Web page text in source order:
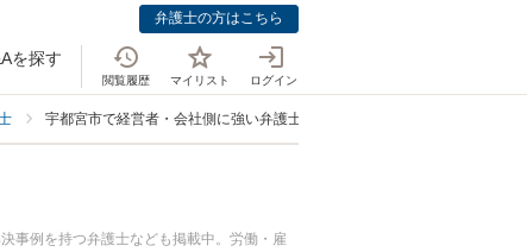
弁護士の方はこちら
を探す
閲覧履歴 マイリスト ログイン
宇都宮市で経営者・会社側に強い弁護士
事例を持つ弁護士なども掲載中。労働・雇